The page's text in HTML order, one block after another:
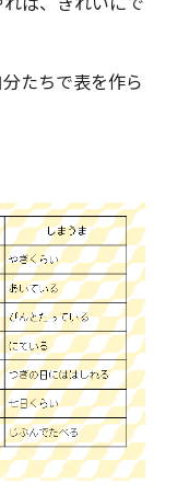
たちで表を作ら